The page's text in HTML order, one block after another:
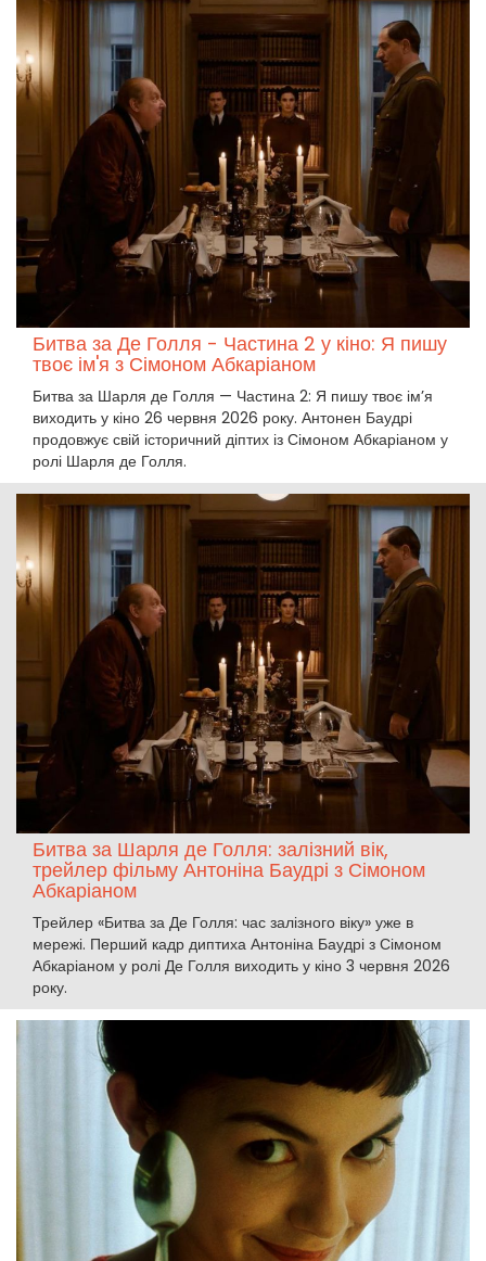
Битва за Де Голля - Частина 2 у кіно: Я пишу
твоє ім'я з Сімоном Абкаріаном
Битва за Шарля де Голля — Частина 2: Я пишу твоє ім’я
виходить у кіно 26 червня 2026 року. Антонен Баудрі
продовжує свій історичний діптих із Сімоном Абкаріаном у
ролі Шарля де Голля.
Битва за Шарля де Голля: залізний вік,
трейлер фільму Антоніна Баудрі з Сімоном
Абкаріаном
Трейлер «Битва за Де Голля: час залізного віку» уже в
мережі. Перший кадр диптиха Антоніна Баудрі з Сімоном
Абкаріаном у ролі Де Голля виходить у кіно 3 червня 2026
року.